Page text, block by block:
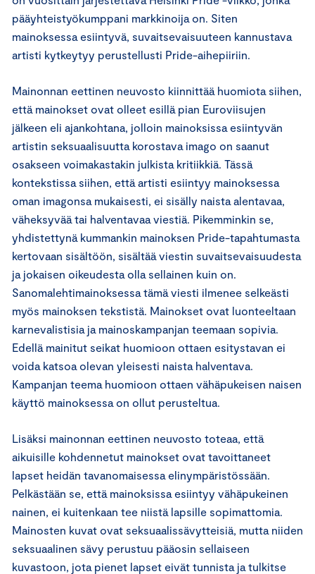
pääyhteistyökumppani markkinoija on. Siten
mainoksessa esiintyvä, suvaitsevaisuuteen kannustava
artisti kytkeytyy perustellusti Pride-aihepiiriin.
Mainonnan eettinen neuvosto kiinnittää huomiota siihen,
että mainokset ovat olleet esillä pian Euroviisujen
jälkeen eli ajankohtana, jolloin mainoksissa esiintyvän
artistin seksuaalisuutta korostava imago on saanut
osakseen voimakastakin julkista kritiikkiä. Tässä
kontekstissa siihen, että artisti esiintyy mainoksessa
oman imagonsa mukaisesti, ei sisälly naista alentavaa,
väheksyvää tai halventavaa viestiä. Pikemminkin se,
yhdistettynä kummankin mainoksen Pride-tapahtumasta
kertovaan sisältöön, sisältää viestin suvaitsevaisuudesta
ja jokaisen oikeudesta olla sellainen kuin on.
Sanomalehtimainoksessa tämä viesti ilmenee selkeästi
myös mainoksen tekstistä. Mainokset ovat luonteeltaan
karnevalistisia ja mainoskampanjan teemaan sopivia.
Edellä mainitut seikat huomioon ottaen esitystavan ei
voida katsoa olevan yleisesti naista halventava.
Kampanjan teema huomioon ottaen vähäpukeisen naisen
käyttö mainoksessa on ollut perusteltua.
Lisäksi mainonnan eettinen neuvosto toteaa, että
aikuisille kohdennetut mainokset ovat tavoittaneet
lapset heidän tavanomaisessa elinympäristössään.
Pelkästään se, että mainoksissa esiintyy vähäpukeinen
nainen, ei kuitenkaan tee niistä lapsille sopimattomia.
Mainosten kuvat ovat seksuaalissävytteisiä, mutta niiden
seksuaalinen sävy perustuu pääosin sellaiseen
kuvastoon, jota pienet lapset eivät tunnista ja tulkitse